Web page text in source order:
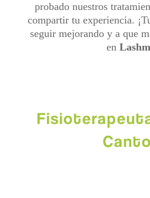
probado nuestros
compartir tu experiencia.
seguir mejorando y a que
en